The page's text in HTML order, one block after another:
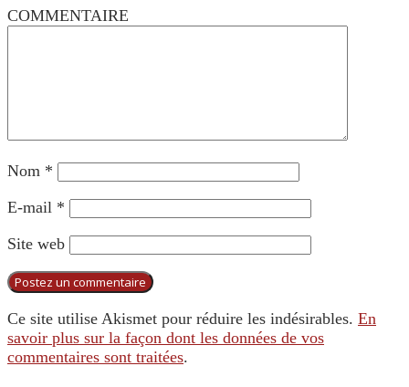
COMMENTAIRE
Nom *
E-mail *
Site web
Ce site utilise Akismet pour réduire les indésirables. En
savoir plus sur la façon dont les données de vos
commentaires sont traitées.